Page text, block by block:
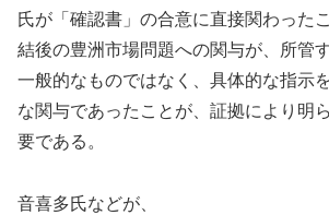
氏が「確認書」の合意に直接関わった
結後の豊洲市場問題への関与が、所管
一般的なものではなく、具体的な指示
な関与であったことが、証拠により明
要である。
音喜多氏などが、